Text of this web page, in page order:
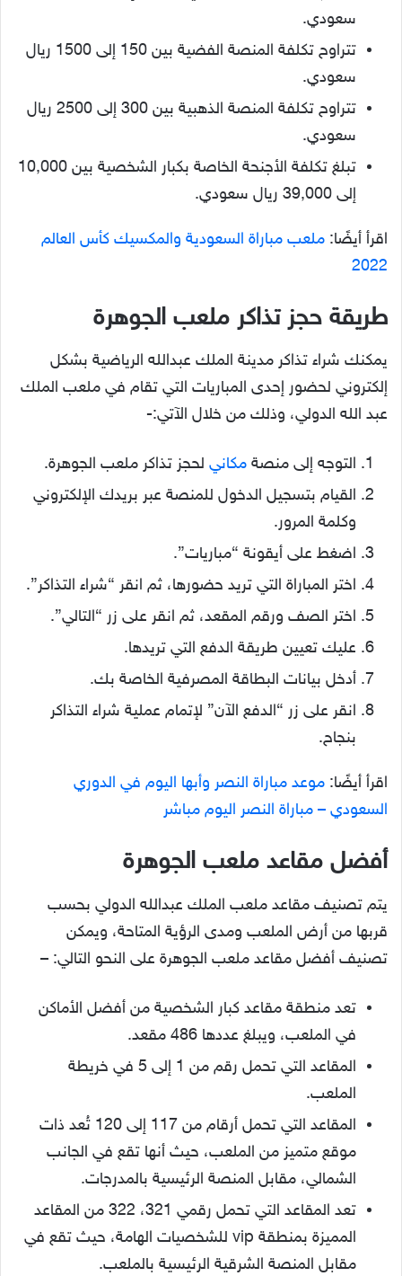
سعودي.
تتراوح تكلفة المنصة الفضية بين 150 إلى 1500 ريال
سعودي.
تتراوح تكلفة المنصة الذهبية بين 300 إلى 2500 ريال
سعودي.
تبلغ تكلفة الأجنحة الخاصة بكبار الشخصية بين 10,000
إلى 39,000 ريال سعودي.
اقرأ أيضًا: ملعب مباراة السعودية والمكسيك كأس العالم
2022
طريقة حجز تذاكر ملعب الجوهرة
يمكنك شراء تذاكر مدينة الملك عبدالله الرياضية بشكل
إلكتروني لحضور إحدى المباريات التي تقام في ملعب الملك
عبد الله الدولي، وذلك من خلال الآتي:-
التوجه إلى منصة مكاني لحجز تذاكر ملعب الجوهرة.
القيام بتسجيل الدخول للمنصة عبر بريدك الإلكتروني
وكلمة المرور.
اضغط على أيقونة “مباريات”.
اختر المباراة التي تريد حضورها، ثم انقر “شراء التذاكر”.
اختر الصف ورقم المقعد، ثم انقر على زر “التالي”.
عليك تعيين طريقة الدفع التي تريدها.
أدخل بيانات البطاقة المصرفية الخاصة بك.
انقر على زر “الدفع الآن” لإتمام عملية شراء التذاكر
بنجاح.
اقرأ أيضًا: موعد مباراة النصر وأبها اليوم في الدوري
السعودي – مباراة النصر اليوم مباشر
أفضل مقاعد ملعب الجوهرة
يتم تصنيف مقاعد ملعب الملك عبدالله الدولي بحسب
قربها من أرض الملعب ومدى الرؤية المتاحة، ويمكن
تصنيف أفضل مقاعد ملعب الجوهرة على النحو التالي: –
تعد منطقة مقاعد كبار الشخصية من أفضل الأماكن
في الملعب، ويبلغ عددها 486 مقعد.
المقاعد التي تحمل رقم من 1 إلى 5 في خريطة
الملعب.
المقاعد التي تحمل أرقام من 117 إلى 120 تُعد ذات
موقع متميز من الملعب، حيث أنها تقع في الجانب
الشمالي، مقابل المنصة الرئيسية بالمدرجات.
تعد المقاعد التي تحمل رقمي 321، 322 من المقاعد
المميزة بمنطقة vip للشخصيات الهامة، حيث تقع في
مقابل المنصة الشرقية الرئيسية بالملعب.